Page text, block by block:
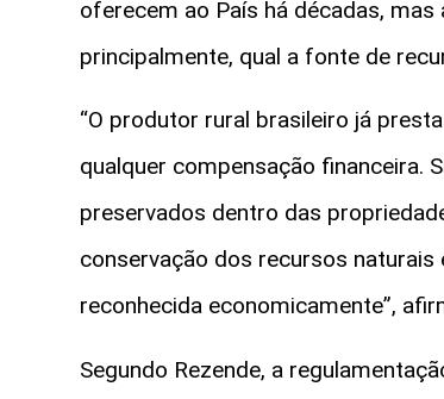
oferecem ao País há décadas,
principalmente, qual a fonte de
“O produtor rural brasileiro já
qualquer compensação financeira.
preservados dentro das
conservação dos recursos naturais
reconhecida economicamente”,
Segundo Rezende, a